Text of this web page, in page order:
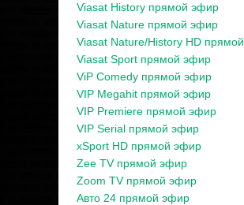
Viasat History прямой эфир
Viasat Nature прямой эфир
Viasat Nature/History HD
Viasat Sport прямой эфир
ViP Comedy прямой эфир
VIP Megahit прямой эфир
VIP Premiere прямой эфир
VIP Serial прямой эфир
xSport HD прямой эфир
Zee TV прямой эфир
Zoom TV прямой эфир
Авто 24 прямой эфир